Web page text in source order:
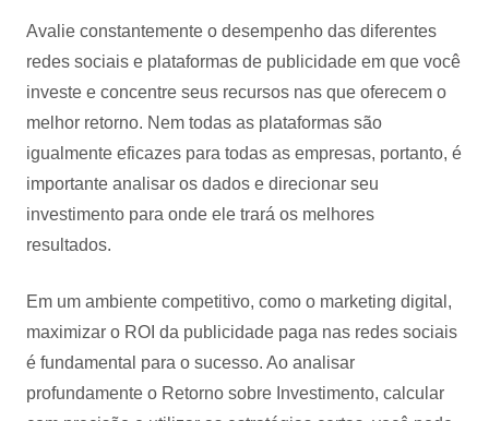
Avalie constantemente o desempenho das diferentes
redes sociais e plataformas de publicidade em que você
investe e concentre seus recursos nas que oferecem o
melhor retorno. Nem todas as plataformas são
igualmente eficazes para todas as empresas, portanto, é
importante analisar os dados e direcionar seu
investimento para onde ele trará os melhores
resultados.
Em um ambiente competitivo, como o marketing digital,
maximizar o ROI da publicidade paga nas redes sociais
é fundamental para o sucesso. Ao analisar
profundamente o Retorno sobre Investimento, calcular